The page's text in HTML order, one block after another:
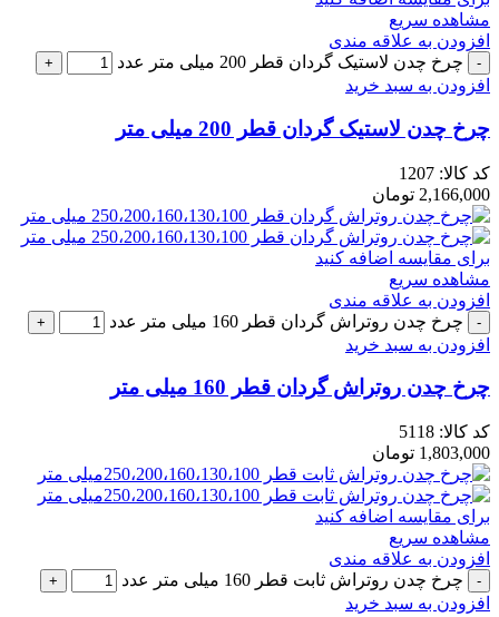
مشاهده سریع
افزودن به علاقه مندی
چرخ چدن لاستیک گردان قطر 200 میلی متر عدد
افزودن به سبد خرید
چرخ چدن لاستیک گردان قطر 200 میلی متر
کد کالا: 1207
2,166,000 تومان
برای مقایسه اضافه کنید
مشاهده سریع
افزودن به علاقه مندی
چرخ چدن روتراش گردان قطر 160 میلی متر عدد
افزودن به سبد خرید
چرخ چدن روتراش گردان قطر 160 میلی متر
کد کالا: 5118
1,803,000 تومان
برای مقایسه اضافه کنید
مشاهده سریع
افزودن به علاقه مندی
چرخ چدن روتراش ثابت قطر 160 میلی متر عدد
افزودن به سبد خرید